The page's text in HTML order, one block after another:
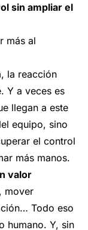
sin ampliar el
más al
la reacción
Y a veces es
llegan a este
equipo, sino
el control
más manos.
valor
mover
Todo eso
humano. Y, sin